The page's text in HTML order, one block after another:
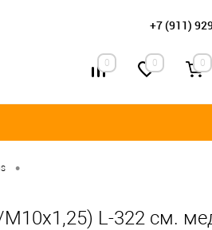
+7 (911)
0 0 0
•
L-322 см.